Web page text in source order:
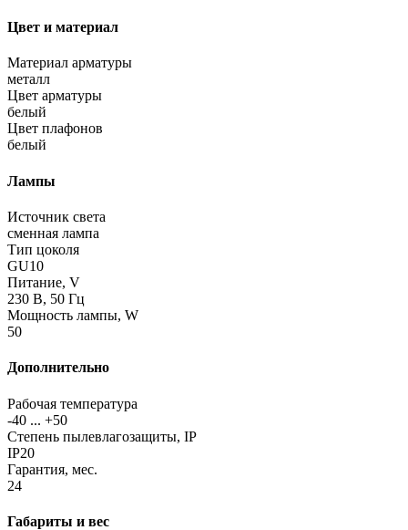
Цвет и материал
Материал арматуры
металл
Цвет арматуры
белый
Цвет плафонов
белый
Лампы
Источник света
сменная лампа
Тип цоколя
GU10
Питание, V
230 В, 50 Гц
Мощность лампы, W
50
Дополнительно
Рабочая температура
-40 ... +50
Степень пылевлагозащиты, IP
IP20
Гарантия, мес.
24
Габариты и вес